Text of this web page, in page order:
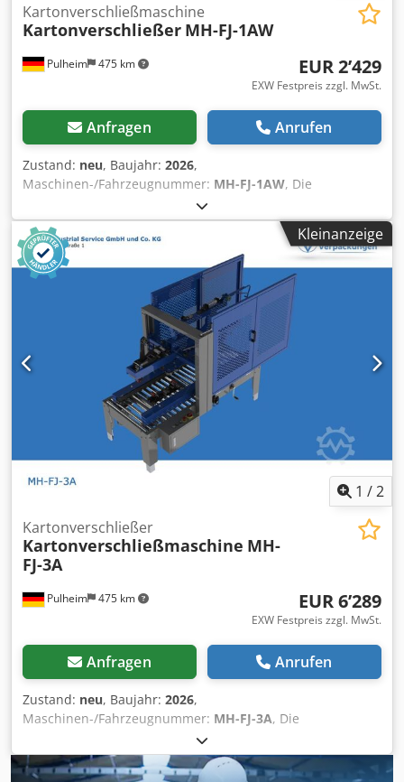
Pulheim 475 km
Kartonverschließmaschine
Kartonverschließer MH-FJ-1AW
EUR 2’429
EXW Festpreis zzgl. MwSt.
Anfragen Anrufen
Zustand: neu, Baujahr: 2026,
Maschinen-/Fahrzeugnummer: MH-FJ-1AW, Die
Kartonverschließmaschine vom Typ VOGEL MH-FJ-1AW
verfügt über ein Seiten-Antriebsband-System. Inklusive
Vor- und Nachlauf-Tisch. Karton-Formate: Länge 150 – ∞
mm Breite 100 – 480 mm Höhe: 120 – 480 mm Technische
Daten: Länge 1.090 mm Breite 890 mm Dedszr H Ehjpfx
Akqjkr Gewicht 180 kg Betriebsspannung 220 V CE-
Kennzeichnung Zubehör: Zu unserem VOGEL-Karton-
Verschließer-Programm bieten wir Laufrollen, Vor- und
Nachlauftische, Rollenbahnen an.
Kleinanzeige
1 /2
Pulheim 475 km
Kartonverschließer
Kartonverschließmaschine MH-
FJ-3A
EUR 6’289
EXW Festpreis zzgl. MwSt.
Anfragen Anrufen
Zustand: neu, Baujahr: 2026,
Maschinen-/Fahrzeugnummer: MH-FJ-3A, Die
Kartonverschließmaschine vom Typ VOGEL MH-FJ-3A ist mit
einem Deckel-Verschließmechanismus ausgestattet, d.h.
die Kartons lassen sich in geöffnetem Zustand zuführen.